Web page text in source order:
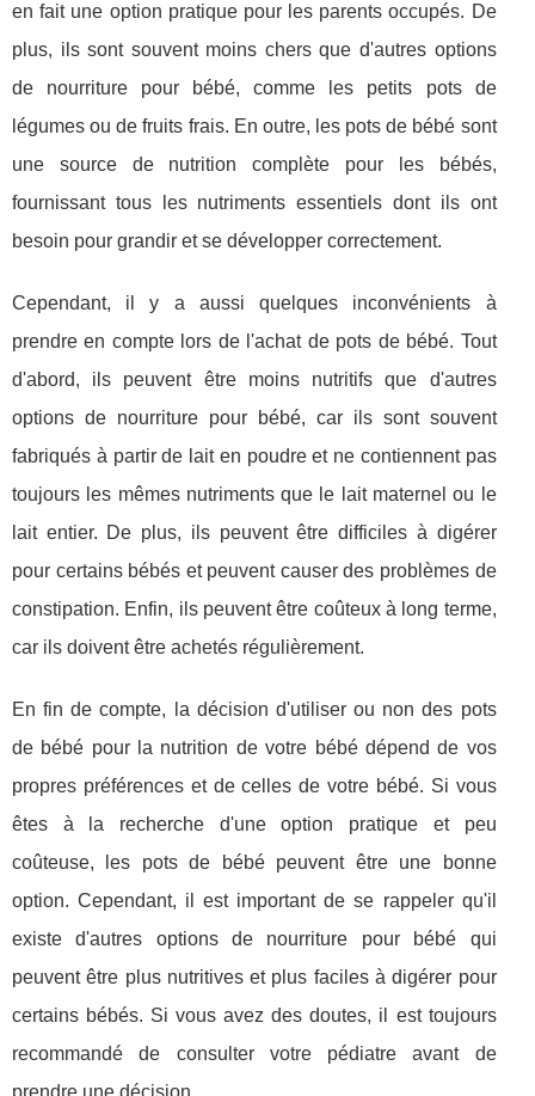
en fait une option pratique pour les parents occupés. De
plus, ils sont souvent moins chers que d'autres options
de nourriture pour bébé, comme les petits pots de
légumes ou de fruits frais. En outre, les pots de bébé sont
une source de nutrition complète pour les bébés,
fournissant tous les nutriments essentiels dont ils ont
besoin pour grandir et se développer correctement.
Cependant, il y a aussi quelques inconvénients à
prendre en compte lors de l'achat de pots de bébé. Tout
d'abord, ils peuvent être moins nutritifs que d'autres
options de nourriture pour bébé, car ils sont souvent
fabriqués à partir de lait en poudre et ne contiennent pas
toujours les mêmes nutriments que le lait maternel ou le
lait entier. De plus, ils peuvent être difficiles à digérer
pour certains bébés et peuvent causer des problèmes de
constipation. Enfin, ils peuvent être coûteux à long terme,
car ils doivent être achetés régulièrement.
En fin de compte, la décision d'utiliser ou non des pots
de bébé pour la nutrition de votre bébé dépend de vos
propres préférences et de celles de votre bébé. Si vous
êtes à la recherche d'une option pratique et peu
coûteuse, les pots de bébé peuvent être une bonne
option. Cependant, il est important de se rappeler qu'il
existe d'autres options de nourriture pour bébé qui
peuvent être plus nutritives et plus faciles à digérer pour
certains bébés. Si vous avez des doutes, il est toujours
recommandé de consulter votre pédiatre avant de